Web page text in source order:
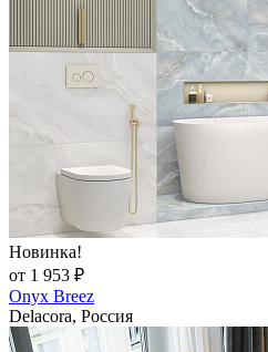
Новинка!
от 1 953 ₽
Onyx Breez
Delacora, Россия